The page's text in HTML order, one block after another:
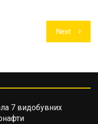
Next
7 видобувних